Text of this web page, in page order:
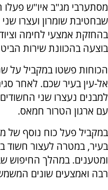
מסתערבי מג"ב איו"ש פעלו
שבחטיבת שומרון ועצרו
בהחזקת אמצעי לחימה
בוצעה בהכוונת שירות
הכוחות פשטו במקביל על
אל-עין בעיר שכם. לאחר
למבנים נעצרו שני
עם ארגון הטרור חמאס.
במקביל פעל כוח נוסף של
בעיר, במטרה לעצור חשוד
ומטענים. במהלך החיפוש
רבה ואמצעים שונים